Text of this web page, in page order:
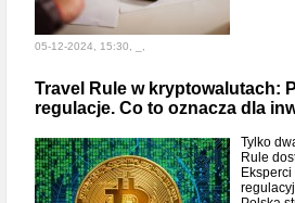
05-12-2024, 15:30, _,
Travel Rule w kryptowalutach:
regulacje. Co to oznacza dla
Tylko
Rule